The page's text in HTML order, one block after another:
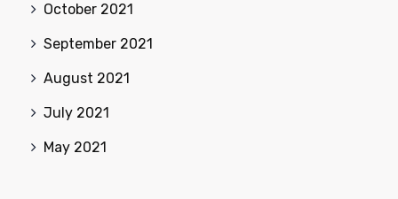
October 2021
September 2021
August 2021
July 2021
May 2021